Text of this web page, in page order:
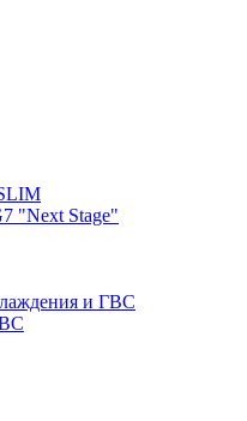
"Next Stage"
и ГВС